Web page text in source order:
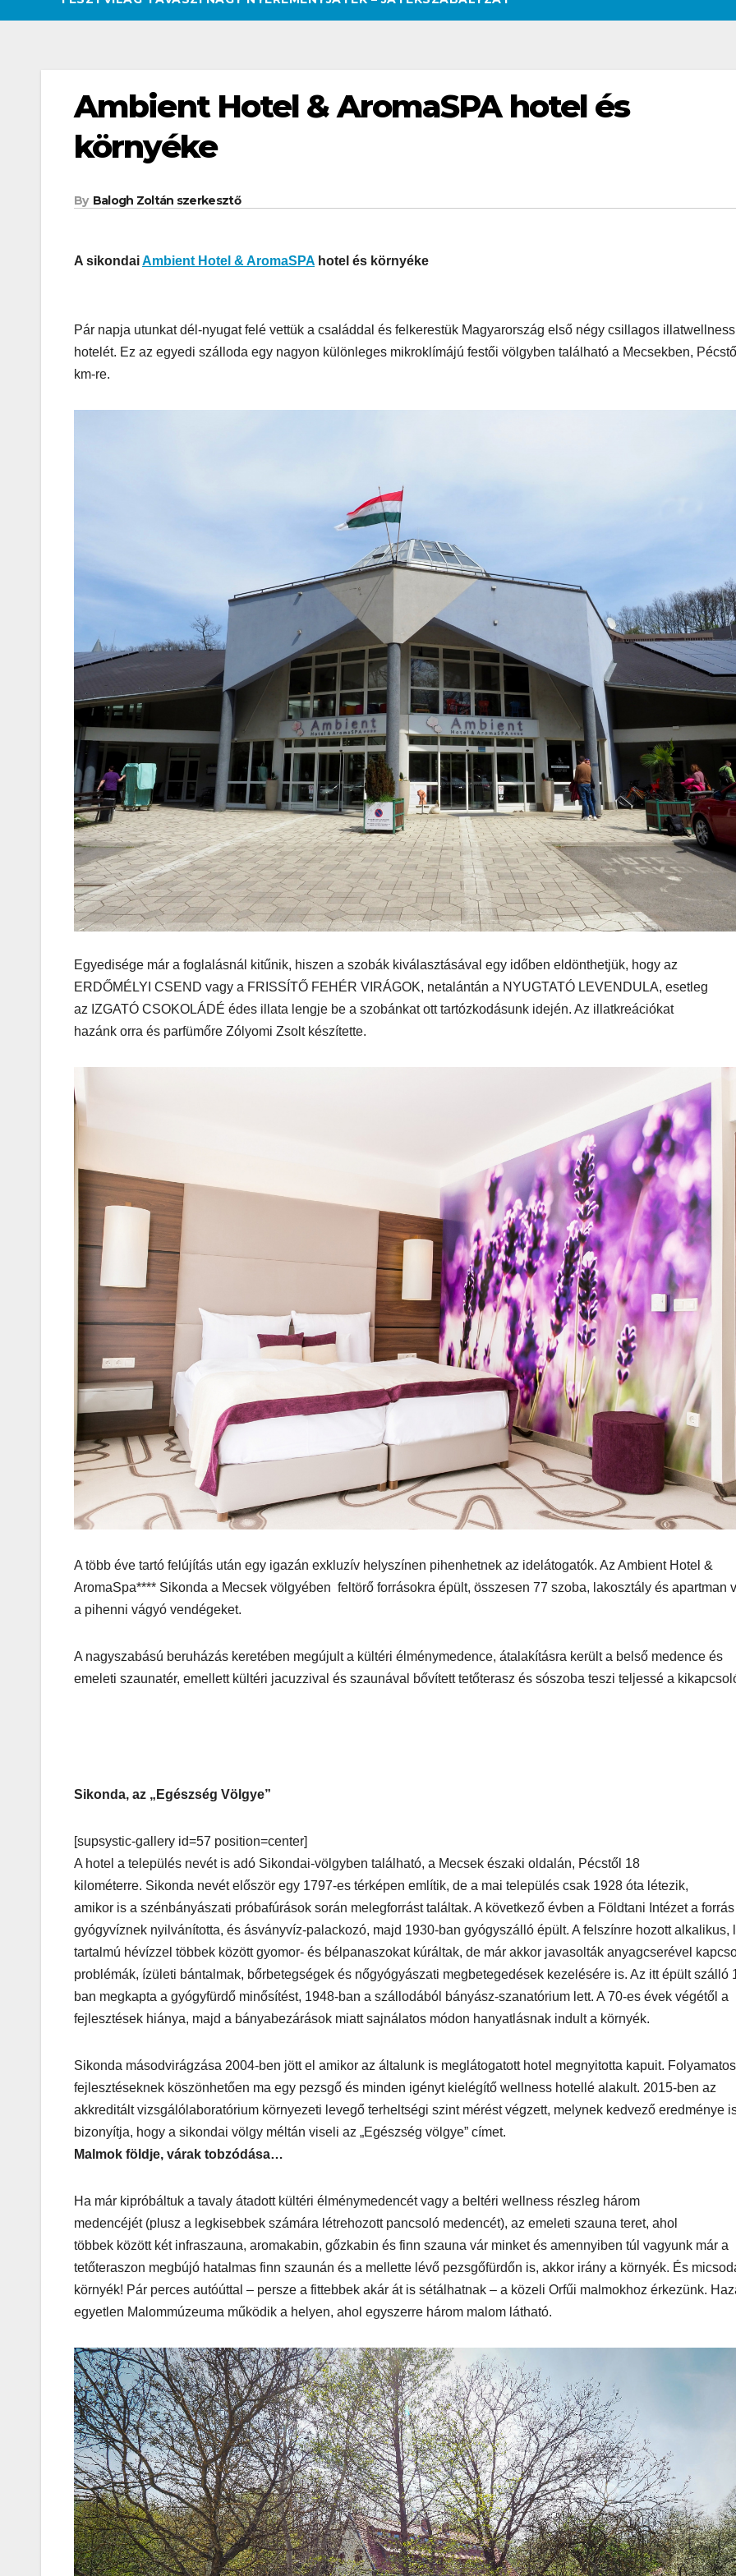
Ambient Hotel & AromaSPA hotel és
környéke
By Balogh Zoltán szerkesztő
A sikondaiAmbient Hotel & AromaSPA hotel és környéke
Pár napja utunkat dél-nyugat felé vettük a családdal és felkerestük Magyarország első négy csillagos illatwellness
hotelét. Ez az egyedi szálloda egy nagyon különleges mikroklímájú festői völgyben található a Mecsekben,
km-re.
Egyedisége már a foglalásnál kitűnik, hiszen a szobák kiválasztásával egy időben eldönthetjük, hogy az
ERDŐMÉLYI CSEND vagy a FRISSÍTŐ FEHÉR VIRÁGOK, netalántán a NYUGTATÓ LEVENDULA, esetleg
az IZGATÓ CSOKOLÁDÉ édes illata lengje be a szobánkat ott tartózkodásunk idején. Az illatkreációkat
hazánk orra és parfümőre Zólyomi Zsolt készítette.
A több éve tartó felújítás után egy igazán exkluzív helyszínen pihenhetnek az idelátogatók. Az Ambient Hotel &
AromaSpa**** Sikonda a Mecsek völgyében feltörő forrásokra épült, összesen 77 szoba, lakosztály és apartman
a pihenni vágyó vendégeket.
A nagyszabású beruházás keretében megújult a kültéri élménymedence, átalakításra került a belső medence és
emeleti szaunatér, emellett kültéri jacuzzival és szaunával bővített tetőterasz és sószoba teszi teljessé a
Sikonda, az „Egészség Völgye”
[supsystic-gallery id=57 position=center]
A hotel a település nevét is adó Sikondai-völgyben található, a Mecsek északi oldalán, Pécstől 18
kilométerre. Sikonda nevét először egy 1797-es térképen említik, de a mai település csak 1928 óta létezik,
amikor is a szénbányászati próbafúrások során melegforrást találtak. A következő évben a Földtani Intézet a
gyógyvíznek nyilvánította, és ásványvíz-palackozó, majd 1930-ban gyógyszálló épült. A felszínre hozott alkalikus,
tartalmú hévízzel többek között gyomor- és bélpanaszokat kúráltak, de már akkor javasolták anyagcserével
problémák, ízületi bántalmak, bőrbetegségek és nőgyógyászati megbetegedések kezelésére is. Az itt épült szálló
ban megkapta a gyógyfürdő minősítést, 1948-ban a szállodából bányász-szanatórium lett. A 70-es évek végétől a
fejlesztések hiánya, majd a bányabezárások miatt sajnálatos módon hanyatlásnak indult a környék.
Sikonda másodvirágzása 2004-ben jött el amikor az általunk is meglátogatott hotel megnyitotta kapuit. Folyamatos
fejlesztéseknek köszönhetően ma egy pezsgő és minden igényt kielégítő wellness hotellé alakult. 2015-ben az
akkreditált vizsgálólaboratórium környezeti levegő terheltségi szint mérést végzett, melynek kedvező eredménye
bizonyítja, hogy a sikondai völgy méltán viseli az „Egészség völgye” címet.
Malmok földje, várak tobzódása…
Ha már kipróbáltuk a tavaly átadott kültéri élménymedencét vagy a beltéri wellness részleg három
medencéjét (plusz a legkisebbek számára létrehozott pancsoló medencét), az emeleti szauna teret, ahol
többek között két infraszauna, aromakabin, gőzkabin és finn szauna vár minket és amennyiben túl vagyunk már a
tetőteraszon megbújó hatalmas finn szaunán és a mellette lévő pezsgőfürdőn is, akkor irány a környék. És
környék! Pár perces autóúttal – persze a fittebbek akár át is sétálhatnak – a közeli Orfűi malmokhoz érkezünk.
egyetlen Malommúzeuma működik a helyen, ahol egyszerre három malom látható.
CSAJOK HATÁROKON TÚL SZÉPSÉG
Szépségápolá
CSAJOK SZÉPSÉG
keratinos
CSAJOK SMINK
MEGKÓSTOLTUK
Teszteltük a
Dr. Greek-et:
Óriási girosz
és kellemes
kerthelyiség
Csepel
szívében
MEGKÓSTOLTUK UTAZÁS
Waterdrop az
Avakas
George
kanyonban
ÉTTEREM
Déli
teszt
Thermaltake
ARGENT H5
RGB 7.1
Surround
Gaming
Headset teszt
– amikor a
játék tényleg
megszólal
AUDIO MŰSZAKI
Sony WH-
1000XM6 teszt
– amikor a zaj
egyszerűen
eltűnik
AUDIO MŰSZAKI
Endorfy
Solum
Onyx
CSAJOK HÍREK EGÉSZSÉG ÉNIDŐ NEKÜNK BEJÖTT CSAJOK
AUTÓ-MOTOR
KGt Musso EV
erő arany
köntösben
AUTÓ-MOTOR
Harley-
Pan America
1250 ST teszt
AUTÓ-MOTOR
IT MŰSZAKI IT MŰSZAKI IT MŰSZAKI